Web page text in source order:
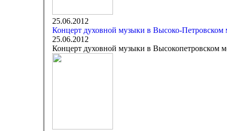
25.06.2012
Концерт духовной музыки в Высоко-Петровском
25.06.2012
Концерт духовной музыки в Высокопетровском